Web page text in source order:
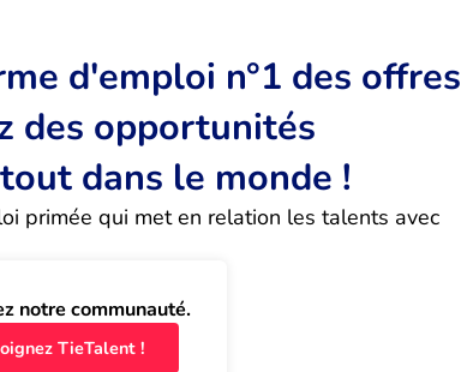
d'emploi n°1 des offres
des opportunités
dans le monde !
primée qui met en relation les talents avec
notre communauté.
TieTalent !